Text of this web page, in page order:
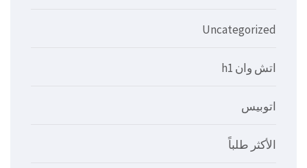
Uncategorized
اتش وان h1
اتوبيس
الأكثر طلباً